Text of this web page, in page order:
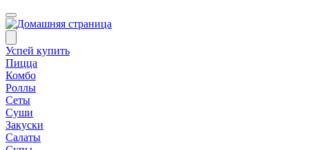
Успей купить
Пицца
Комбо
Роллы
Сеты
Суши
Закуски
Салаты